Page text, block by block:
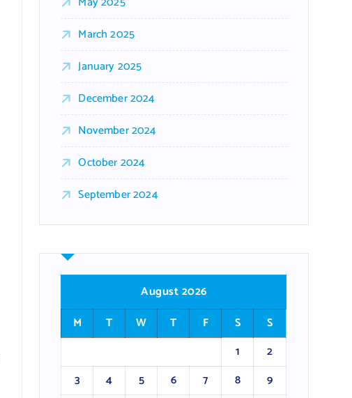
March 2025
January 2025
December 2024
November 2024
October 2024
September 2024
August 2026
M
T W T F S
S
1
2
3
4 5 6 7 8
9